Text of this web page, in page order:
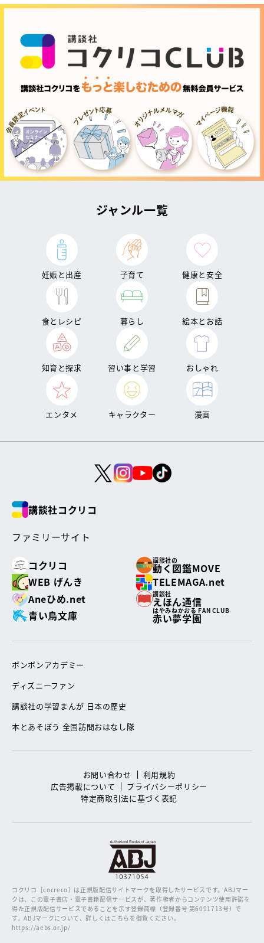
ジャンル一覧
妊娠と出産 子育て 健康と安全
食とレシピ 暮らし 絵本とお話
知育と探求 習い事と学習 おしゃれ
エンタメ キャラクター 漫画
講談社コクリコ
ファミリーサイト
コクリコ
講談社の
動く図鑑MOVE
WEB げんき
TELEMAGA.net
Aneひめ.net
講談社
えほん通信
青い鳥文庫
はやみねかおる FAN CLUB
赤い夢学園
ボンボンアカデミー
ディズニーファン
講談社の学習まんが 日本の歴史
本とあそぼう 全国訪問おはなし隊
お問い合わせ
利用規約
広告掲載について
プライバシーポリシー
特定商取引法に基づく表記
コクリコ［cocreco］は正規版配信サイトマークを取得したサービスです。ABJマー
クは、この電子書店・電子書籍配信サービスが、著作権者からコンテンツ使用許諾を
得た正規版配信サービスであることを示す登録商標（登録番号 第6091713号）で
す。ABJマークについて、詳しくはこちらを御覧ください。
https://aebs.or.jp/